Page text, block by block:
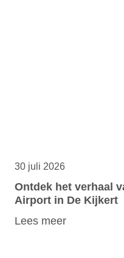
30 juli 2026
Ontdek het verhaal
Airport in De Kijkert
Lees meer